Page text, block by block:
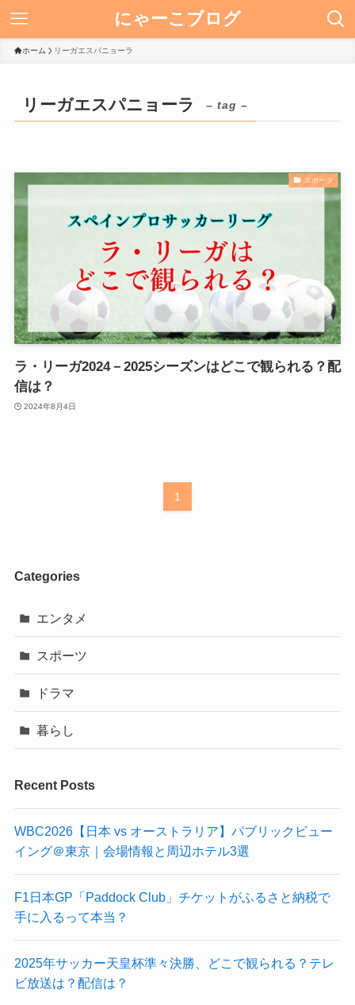
にゃーこブログ
ホーム リーガエスパニョーラ
リーガエスパニョーラ – tag –
スポーツ
ラ・リーガ2024－2025シーズンはどこで観られる？配
信は？
2024年8月4日
1
Categories
エンタメ
スポーツ
ドラマ
暮らし
Recent Posts
WBC2026【日本 vs オーストラリア】パブリックビュー
イング＠東京｜会場情報と周辺ホテル3選
F1日本GP「Paddock Club」チケットがふるさと納税で
手に入るって本当？
2025年サッカー天皇杯準々決勝、どこで観られる？テレ
ビ放送は？配信は？